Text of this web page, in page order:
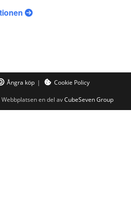
Ångra köp Cookie Policy
en del avCubeSeven Group